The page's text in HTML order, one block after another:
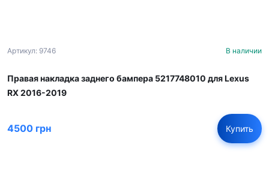
Артикул: 9746 В наличии
Правая накладка заднего бампера 5217748010 для Lexus
RX 2016-2019
4500 грн Купить